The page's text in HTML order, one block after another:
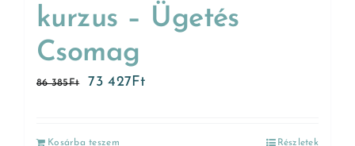
kurzus – Ügetés
Csomag
86 385Ft 73 427Ft
Kosárba teszem Részletek